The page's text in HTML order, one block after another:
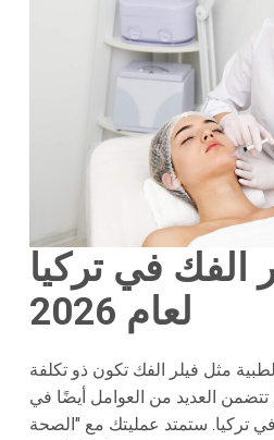
الفك في تركيا
لعام 2026
مثل فيلر الفك تكون ذو تكلفة
تتضمن العديد من العوامل أيضًا في
في تركيا. ستمتد عمليتك مع "الصحة